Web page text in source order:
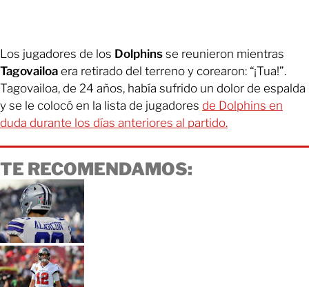
Los jugadores de los Dolphins se reunieron mientras
Tagovailoa era retirado del terreno y corearon: “¡Tua!”.
Tagovailoa, de 24 años, había sufrido un dolor de espalda
y se le colocó en la lista de jugadores de Dolphins en
duda durante los días anteriores al partido.
TE RECOMENDAMOS: